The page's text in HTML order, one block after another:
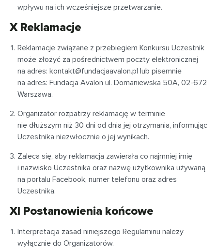
wpływu na ich wcześniejsze przetwarzanie.
X Reklamacje
Reklamacje związane z przebiegiem Konkursu Uczestnik
może złożyć za pośrednictwem poczty elektronicznej
na adres: kontakt@fundacjaavalon.pl lub pisemnie
na adres: Fundacja Avalon ul. Domaniewska 50A, 02-672
Warszawa.
Organizator rozpatrzy reklamację w terminie
nie dłuższym niż 30 dni od dnia jej otrzymania, informując
Uczestnika niezwłocznie o jej wynikach.
Zaleca się, aby reklamacja zawierała co najmniej imię
i nazwisko Uczestnika oraz nazwę użytkownika używaną
na portalu Facebook, numer telefonu oraz adres
Uczestnika.
XI Postanowienia końcowe
Interpretacja zasad niniejszego Regulaminu należy
wyłącznie do Organizatorów.